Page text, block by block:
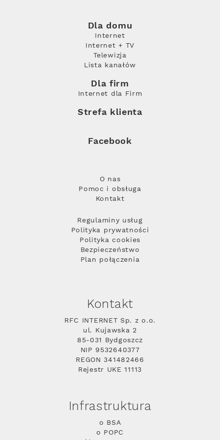
Dla domu
Internet
Internet + TV
Telewizja
Lista kanałów
Dla firm
Internet dla Firm
Strefa klienta
Facebook
O nas
Pomoc i obsługa
Kontakt
Regulaminy usług
Polityka prywatności
Polityka cookies
Bezpieczeństwo
Plan połączenia
Kontakt
RFC INTERNET Sp. z o.o.
ul. Kujawska 2
85-031 Bydgoszcz
NIP 9532640377
REGON 341482466
Rejestr UKE 11113
Infrastruktura
o BSA
o POPC